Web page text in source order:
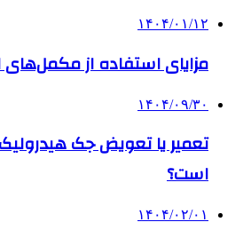
۱۴۰۴/۰۱/۱۲
مزایای استفاده از
۱۴۰۴/۰۹/۳۰
تعمیر یا تعویض جک
است؟
۱۴۰۴/۰۲/۰۱